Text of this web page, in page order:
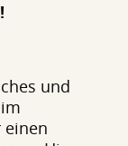
und
einen